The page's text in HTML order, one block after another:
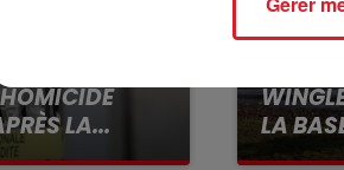
HOMICIDE
LA...
logement
LA
La